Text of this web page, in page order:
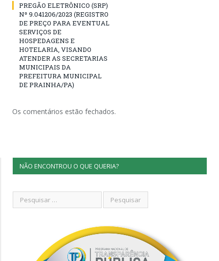
PREGÃO ELETRÔNICO (SRP)
Nº 9.041206/2023 (REGISTRO
DE PREÇO PARA EVENTUAL
SERVIÇOS DE
HOSPEDAGENS E
HOTELARIA, VISANDO
ATENDER AS SECRETARIAS
MUNICIPAIS DA
PREFEITURA MUNICIPAL
DE PRAINHA/PA)
Os comentários estão fechados.
NÃO ENCONTROU O QUE QUERIA?